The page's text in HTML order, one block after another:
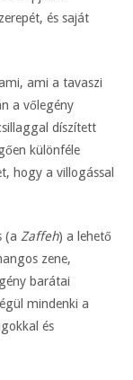
és saját
ami a tavaszi
a vőlegény
díszített
különféle
hogy a villogással
(a Zaffeh) a lehető
zene,
barátai
mindenki a
és